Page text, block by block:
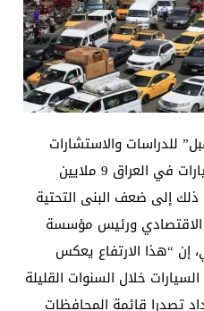
للدراسات والاستشارات
الاقتصادية أن يتجاوز عدد السيارات في العراق 9 ملايين
2030، مرجعة ذلك إلى ضعف البنى التحتية
الاقتصادي ورئيس مؤسسة
إن “هذا الارتفاع يعكس
خلال السنوات القليلة
تصدرا قائمة المحافظات